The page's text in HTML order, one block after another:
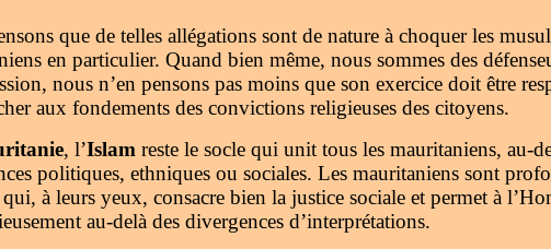
que de telles allégations sont de nature à choquer les
en particulier. Quand bien même, nous sommes des
nous n’en pensons pas moins que son exercice doit être
aux fondements des convictions religieuses des citoyens.
, l’Islam reste le socle qui unit tous les mauritaniens, au-
politiques, ethniques ou sociales. Les mauritaniens sont
à leurs yeux, consacre bien la justice sociale et permet à
au-delà des divergences d’interprétations.